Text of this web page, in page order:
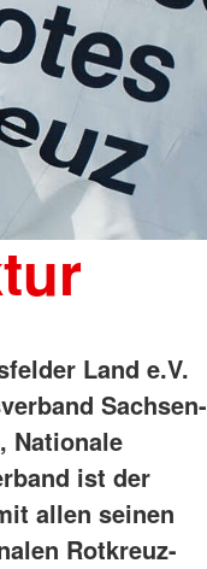
Land e.V.
Sachsen-
Nationale
ist der
allen seinen
Rotkreuz-